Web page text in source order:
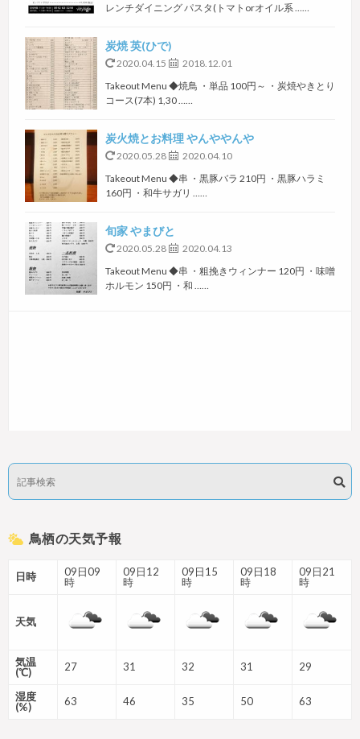
レンチダイニング パスタ(トマトorオイル系 ……
炭焼 英(ひで)
2020.04.15
2018.12.01
Takeout Menu ◆焼鳥 ・単品 100円～ ・炭焼やきとり
コース(7本) 1,30 ……
炭火焼とお料理 やんややんや
2020.05.28
2020.04.10
Takeout Menu ◆串 ・黒豚バラ 210円 ・黒豚ハラミ
160円 ・和牛サガリ ……
旬家 やまびと
2020.05.28
2020.04.13
Takeout Menu ◆串 ・粗挽きウィンナー 120円 ・味噌
ホルモン 150円 ・和 ……
鳥栖の天気予報
日時
09日09
時
09日12
時
09日15
時
09日18
時
09日21
時
天気
気温
(℃)
27 31 32 31 29
湿度
(%)
63 46 35 50 63